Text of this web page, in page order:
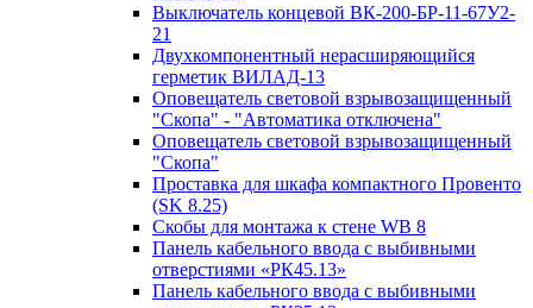
Выключатель концевой ВК-200-БР-11-67У2-
21
Двухкомпонентный нерасширяющийся
герметик ВИЛАД-13
Оповещатель световой взрывозащищенный
"Скопа" - "Автоматика отключена"
Оповещатель световой взрывозащищенный
"Скопа"
Проставка для шкафа компактного Провенто
(SK 8.25)
Скобы для монтажа к стене WB 8
Панель кабельного ввода с выбивными
отверстиями «РК45.13»
Панель кабельного ввода с выбивными